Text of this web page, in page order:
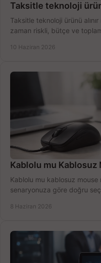
Taksitle teknoloji
Taksitle teknoloji ürünü
zaman riskli, bütçe ve toplam
10 Haziran 2026
Kablolu mu Kablosuz
Kablolu mu kablosuz mouse
senaryonuza göre doğru
8 Haziran 2026